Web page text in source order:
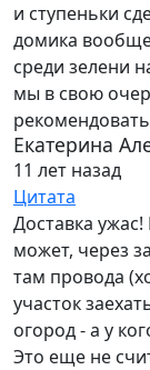
и ступеньки
домика
среди зелени
мы в свою
Екатерина
11 лет назад
Цитата
Доставка
может, через
там провода
участок
огород - а у
Это еще не